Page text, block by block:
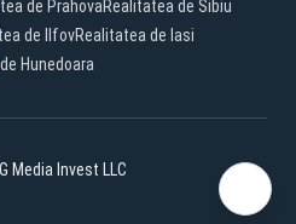
de PrahovaRealitatea de Sibiu
de IlfovRealitatea de Iasi
Hunedoara
Media Invest LLC